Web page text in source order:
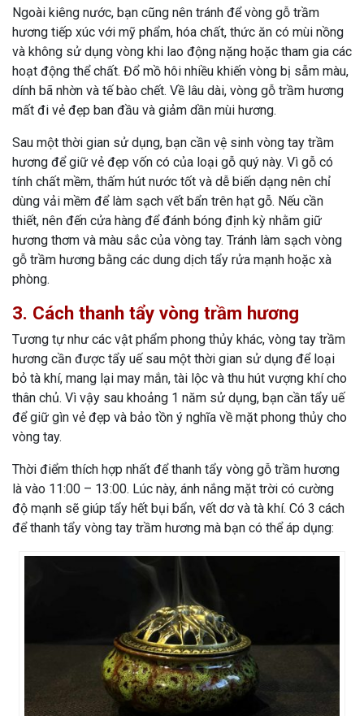
Ngoài kiêng nước, bạn cũng nên tránh để vòng gỗ trầm
hương tiếp xúc với mỹ phẩm, hóa chất, thức ăn có mùi nồng
và không sử dụng vòng khi lao động nặng hoặc tham gia các
hoạt động thể chất. Đổ mồ hôi nhiều khiến vòng bị sẫm màu,
dính bã nhờn và tế bào chết. Về lâu dài, vòng gỗ trầm hương
mất đi vẻ đẹp ban đầu và giảm dần mùi hương.
Sau một thời gian sử dụng, bạn cần vệ sinh vòng tay trầm
hương để giữ vẻ đẹp vốn có của loại gỗ quý này. Vì gỗ có
tính chất mềm, thấm hút nước tốt và dễ biến dạng nên chỉ
dùng vải mềm để làm sạch vết bẩn trên hạt gỗ. Nếu cần
thiết, nên đến cửa hàng để đánh bóng định kỳ nhằm giữ
hương thơm và màu sắc của vòng tay. Tránh làm sạch vòng
gỗ trầm hương bằng các dung dịch tẩy rửa mạnh hoặc xà
phòng.
3. Cách thanh tẩy vòng trầm hương
Tương tự như các vật phẩm phong thủy khác, vòng tay trầm
hương cần được tẩy uế sau một thời gian sử dụng để loại
bỏ tà khí, mang lại may mắn, tài lộc và thu hút vượng khí cho
thân chủ. Vì vậy sau khoảng 1 năm sử dụng, bạn cần tẩy uế
để giữ gìn vẻ đẹp và bảo tồn ý nghĩa về mặt phong thủy cho
vòng tay.
Thời điểm thích hợp nhất để thanh tẩy vòng gỗ trầm hương
là vào 11:00 – 13:00. Lúc này, ánh nắng mặt trời có cường
độ mạnh sẽ giúp tẩy hết bụi bẩn, vết dơ và tà khí. Có 3 cách
để thanh tẩy vòng tay trầm hương mà bạn có thể áp dụng: